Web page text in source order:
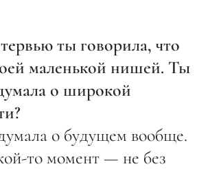
ты говорила, что
маленькой нишей. Ты
о широкой
о будущем вообще.
то момент — не без